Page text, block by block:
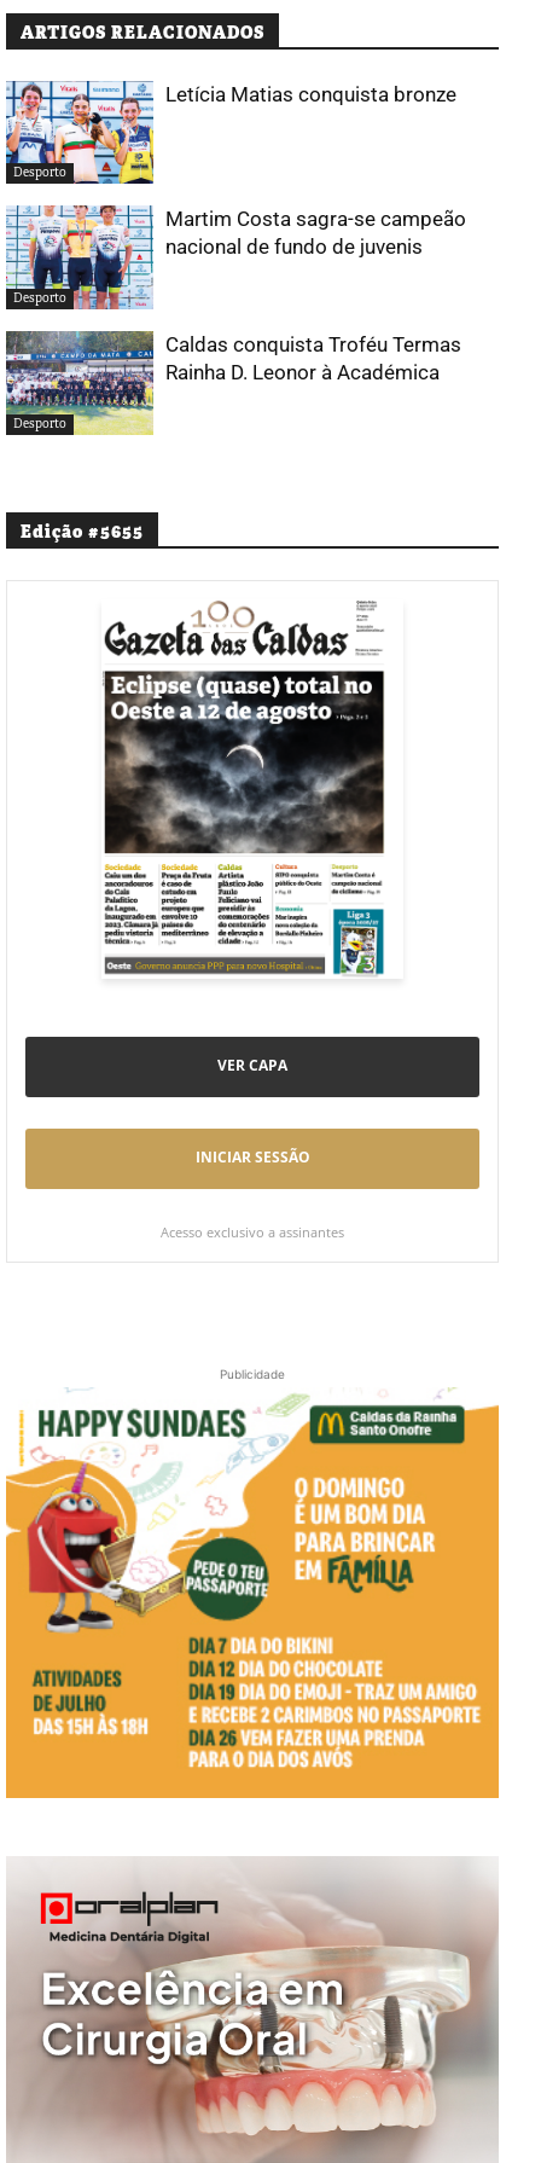
ARTIGOS RELACIONADOS
Desporto
Letícia Matias conquista bronze
Desporto
Martim Costa sagra-se campeão
nacional de fundo de juvenis
Desporto
Caldas conquista Troféu Termas
Rainha D. Leonor à Académica
Edição #5655
VER CAPA
INICIAR SESSÃO
Acesso exclusivo a assinantes
Publicidade